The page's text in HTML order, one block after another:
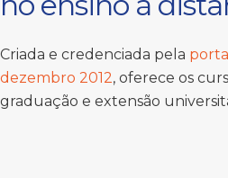
Criada e credenciada pela
dezembro 2012, oferece os
graduação e extensão